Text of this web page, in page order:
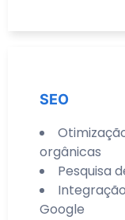
SEO
orgânicas
Pesquisa
Google